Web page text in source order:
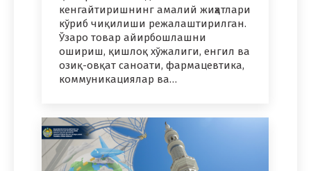
кенгайтиришнинг амалий жиҳатлари
кўриб чиқилиши режалаштирилган.
Ўзаро товар айирбошлашни
ошириш, қишлоқ хўжалиги, енгил ва
озиқ-овқат саноати, фармацевтика,
коммуникациялар ва…